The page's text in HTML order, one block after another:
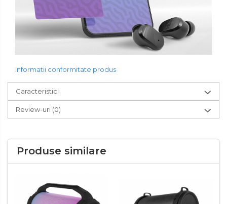
Informatii conformitate produs
Caracteristici
Review-uri (0)
Produse similare